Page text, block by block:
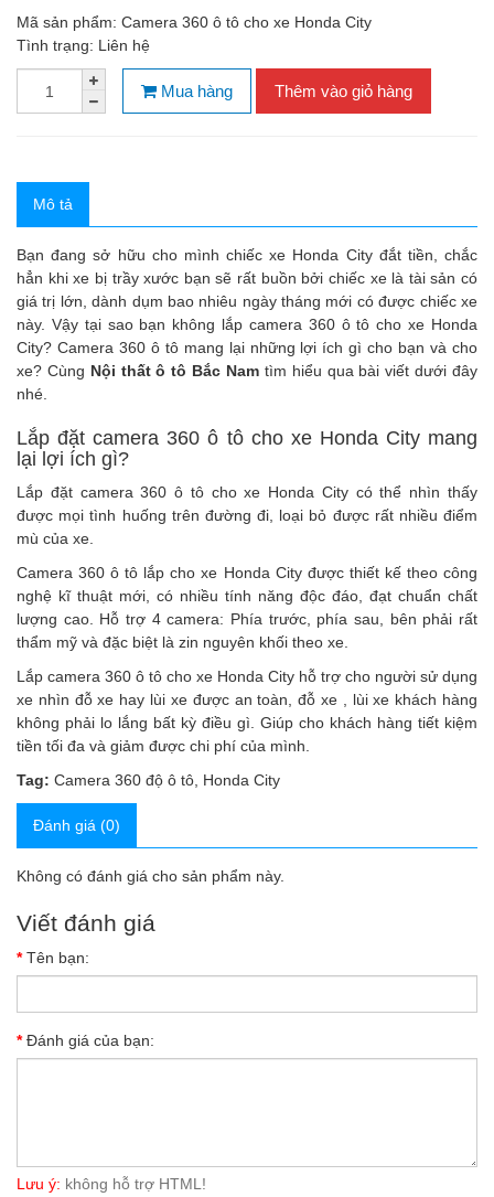
Mã sản phẩm: Camera 360 ô tô cho xe Honda City
Tình trạng: Liên hệ
Mua hàng Thêm vào giỏ hàng
Mô tả
Bạn đang sở hữu cho mình chiếc xe Honda City đắt tiền, chắc
hẳn khi xe bị trầy xước bạn sẽ rất buồn bởi chiếc xe là tài sản có
giá trị lớn, dành dụm bao nhiêu ngày tháng mới có được chiếc xe
này. Vậy tại sao bạn không lắp camera 360 ô tô cho xe Honda
City? Camera 360 ô tô mang lại những lợi ích gì cho bạn và cho
xe? Cùng Nội thất ô tô Bắc Nam tìm hiểu qua bài viết dưới đây
nhé.
Lắp đặt camera 360 ô tô cho xe Honda City mang
lại lợi ích gì?
Lắp đặt camera 360 ô tô cho xe Honda Citycó thể nhìn thấy
được mọi tình huống trên đường đi, loại bỏ được rất nhiều điểm
mù của xe.
Camera 360 ô tô lắp cho xe Honda Cityđược thiết kế theo công
nghệ kĩ thuật mới, có nhiều tính năng độc đáo, đạt chuẩn chất
lượng cao. Hỗ trợ 4 camera: Phía trước, phía sau, bên phải rất
thẩm mỹ và đặc biệt là zin nguyên khối theo xe.
Lắp camera 360 ô tô cho xe Honda City hỗ trợ cho người sử dụng
xe nhìn đỗ xe hay lùi xe được an toàn, đỗ xe , lùi xe khách hàng
không phải lo lắng bất kỳ điều gì. Giúp cho khách hàng tiết kiệm
tiền tối đa và giảm được chi phí của mình.
Tag: Camera 360 độ ô tô Honda City
Đánh giá (0)
Không có đánh giá cho sản phẩm này.
Viết đánh giá
Tên bạn:
Đánh giá của bạn:
Lưu ý: không hỗ trợ HTML!